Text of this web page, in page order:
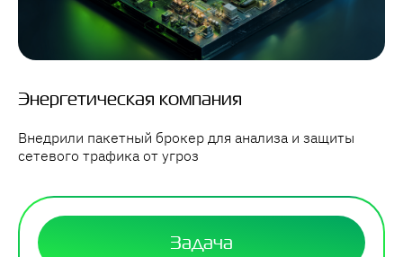
Энергетическая компания
Внедрили пакетный брокер для анализа и защиты
сетевого трафика от угроз
Задача